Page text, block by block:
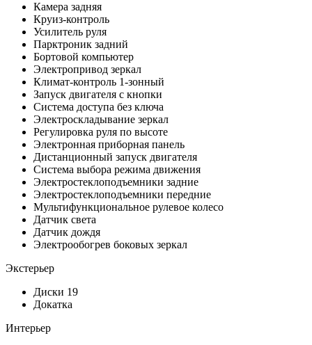
Камера задняя
Круиз-контроль
Усилитель руля
Парктроник задний
Бортовой компьютер
Электропривод зеркал
Климат-контроль 1-зонный
Запуск двигателя с кнопки
Система доступа без ключа
Электроскладывание зеркал
Регулировка руля по высоте
Электронная приборная панель
Дистанционный запуск двигателя
Система выбора режима движения
Электростеклоподъемники задние
Электростеклоподъемники передние
Мультифункциональное рулевое колесо
Датчик света
Датчик дождя
Электрообогрев боковых зеркал
Экстерьер
Диски 19
Докатка
Интерьер